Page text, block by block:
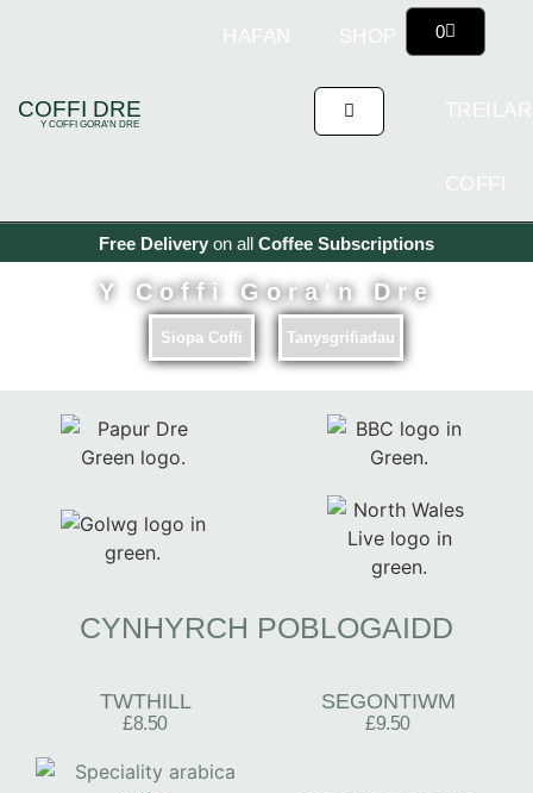
COFFI DRE
Y COFFI GORA'N DRE
HAFAN SHOP Y
TREILAR
COFFI
0
Free Delivery on all Coffee Subscriptions
Y Coffi Gora'n Dre
Siopa Coffi Tanysgrifiadau
CYNHYRCH POBLOGAIDD
TWTHILL
£8.50
SEGONTIWM
£9.50